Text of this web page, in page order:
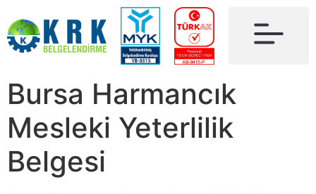
Bursa Harmancık
Mesleki Yeterlilik
Belgesi